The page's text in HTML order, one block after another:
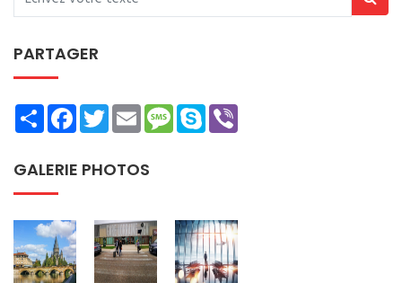
PARTAGER
ShareFacebookTwitterEmailMessage
Skype
GALERIE PHOTOS